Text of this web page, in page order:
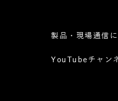
製品・現場通信
YouTubeチャン